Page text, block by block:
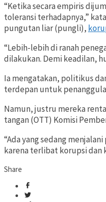
“Ketika secara empiris
toleransi terhadapnya,”
pungutan liar (pungli),
“Lebih-lebih di ranah
dilakukan. Demi keadilan,
Ia mengatakan, politikus
terdepan untuk
Namun, justru mereka
tangan (OTT) Komisi
“Ada yang sedang
karena terlibat korupsi dan
Share